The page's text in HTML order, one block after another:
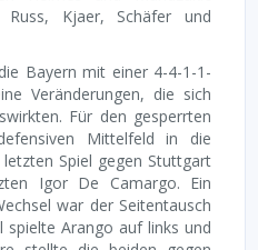
Kjaer, Schäfer und
Bayern mit einer 4-4-1-1-
Veränderungen, die sich
Für den gesperrten
Mittelfeld in die
Spiel gegen Stuttgart
Igor De Camargo. Ein
war der Seitentausch
Arango auf links und